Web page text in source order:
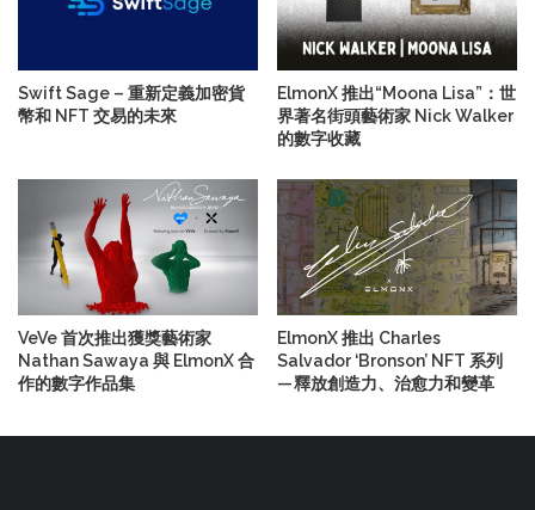
Swift Sage – 重新定義加密貨
幣和 NFT 交易的未來
ElmonX 推出“Moona Lisa”：世
界著名街頭藝術家 Nick Walker
的數字收藏
VeVe 首次推出獲獎藝術家
Nathan Sawaya 與 ElmonX 合
作的數字作品集
ElmonX 推出 Charles
Salvador ‘Bronson’ NFT 系列
— 釋放創造力、治愈力和變革